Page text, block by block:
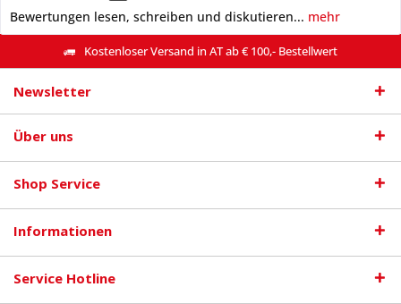
Bewertungen lesen, schreiben und diskutieren... mehr
Kostenloser Versand in AT ab € 100,- Bestellwert
Newsletter
Über uns
Shop Service
Informationen
Service Hotline